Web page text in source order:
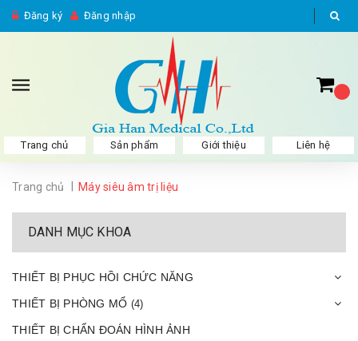
Đăng ký Đăng nhập
Trang chủ Sản phẩm Giới thiệu Liên hệ
Trang chủ Máy siêu âm trị liệu
DANH MỤC KHOA
THIẾT BỊ PHỤC HỒI CHỨC NĂNG
THIẾT BỊ PHÒNG MỔ (4)
THIẾT BỊ CHẨN ĐOÁN HÌNH ẢNH